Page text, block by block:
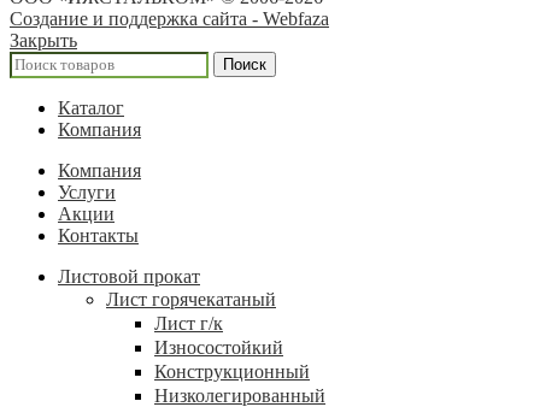
Создание и поддержка сайта - Webfaza
Закрыть
Поиск
Каталог
Компания
Компания
Услуги
Акции
Контакты
Листовой прокат
Лист горячекатаный
Лист г/к
Износостойкий
Конструкционный
Низколегированный